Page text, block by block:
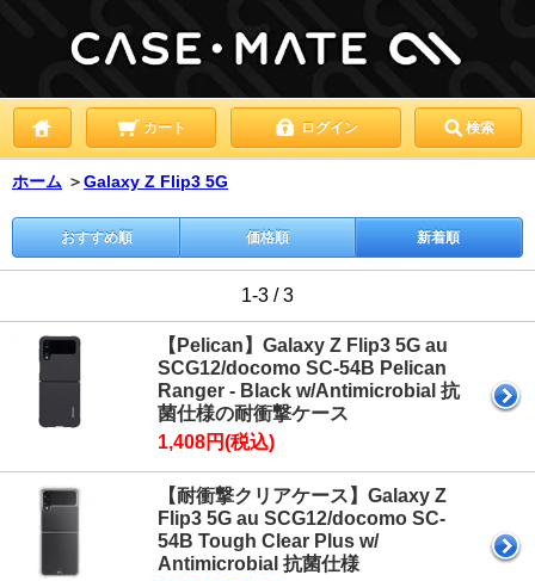
カート ログイン 検索
ホーム ＞Galaxy Z Flip3 5G
おすすめ順 価格順 新着順
1-3 / 3
【Pelican】Galaxy Z Flip3 5G au
SCG12/docomo SC-54B Pelican
Ranger - Black w/Antimicrobial 抗
菌仕様の耐衝撃ケース
1,408円(税込)
【耐衝撃クリアケース】Galaxy Z
Flip3 5G au SCG12/docomo SC-
54B Tough Clear Plus w/
Antimicrobial 抗菌仕様